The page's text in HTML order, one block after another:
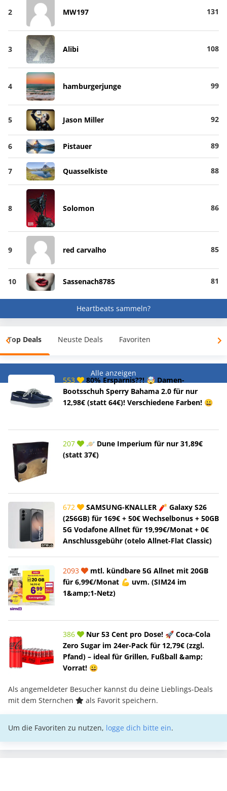
2 MW197 131
3 Alibi 108
4 hamburgerjunge 99
5 Jason Miller 92
6 Pistauer 89
7 Quasselkiste 88
8 Solomon 86
9 red carvalho 85
10 Sassenach8785 81
Heartbeats sammeln?
Top Deals Neuste Deals Favoriten
Alle anzeigen
553
80% Ersparnis??! 🤯 Damen-
Bootsschuh Sperry Bahama 2.0 für nur
12,98€ (statt 64€)! Verschiedene Farben! 😀
207
🪐 Dune Imperium für nur 31,89€
(statt 37€)
672
SAMSUNG-KNALLER 🧨 Galaxy S26
(256GB) für 169€ + 50€ Wechselbonus + 50GB
5G Vodafone Allnet für 19,99€/Monat + 0€
Anschlussgebühr (otelo Allnet-Flat Classic)
2093
mtl. kündbare 5G Allnet mit 20GB
für 6,99€/Monat 💪 uvm. (SIM24 im
1&amp;1-Netz)
386
Nur 53 Cent pro Dose! 🚀 Coca-Cola
Zero Sugar im 24er-Pack für 12,79€ (zzgl.
Pfand) – ideal für Grillen, Fußball &amp;
Vorrat! 😀
Als angemeldeter Besucher kannst du deine Lieblings-Deals
mit dem Sternchen
als Favorit speichern.
Um die Favoriten zu nutzen, logge dich bitte ein.